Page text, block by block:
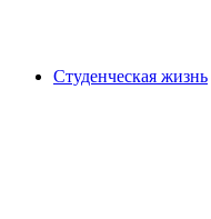
Студенческая жизнь